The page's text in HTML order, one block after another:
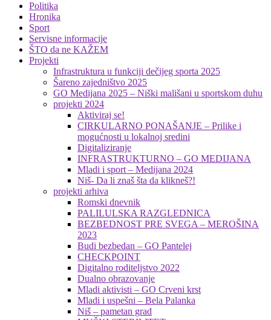
Politika
Hronika
Sport
Servisne informacije
ŠTO da ne KAŽEM
Projekti
Infrastruktura u funkciji dečijeg sporta 2025
Šareno zajedništvo 2025
GO Medijana 2025 – Niški mališani u sportskom duhu
projekti 2024
Aktiviraj se!
CIRKULARNO PONAŠANJE – Prilike i
mogućnosti u lokalnoj sredini
Digitaliziranje
INFRASTRUKTURNO – GO MEDIJANA
Mladi i sport – Medijana 2024
Niš- Da li znaš šta da klikneš?!
projekti arhiva
Romski dnevnik
PALILULSKA RAZGLEDNICA
BEZBEDNOST PRE SVEGA – MEROŠINA
2023
Budi bezbedan – GO Pantelej
CHECKPOINT
Digitalno roditeljstvo 2022
Dualno obrazovanje
Mladi aktivisti – GO Crveni krst
Mladi i uspešni – Bela Palanka
Niš – pametan grad